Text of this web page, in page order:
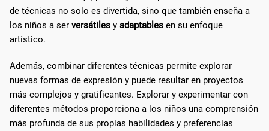
de técnicas no solo es divertida, sino que también enseña a
los niños a ser versátiles y adaptables en su enfoque
artístico.
Además, combinar diferentes técnicas permite explorar
nuevas formas de expresión y puede resultar en proyectos
más complejos y gratificantes. Explorar y experimentar con
diferentes métodos proporciona a los niños una comprensión
más profunda de sus propias habilidades y preferencias